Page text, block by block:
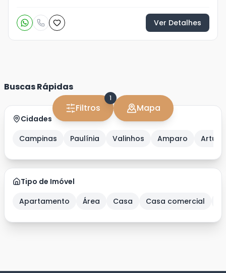
Filtros
1
Mapa
Ver Detalhes
Buscas Rápidas
Cidades
Campinas
Paulínia Valinhos Amparo Artur
Tipo de Imóvel
Apartamento
Área Casa Casa comercial